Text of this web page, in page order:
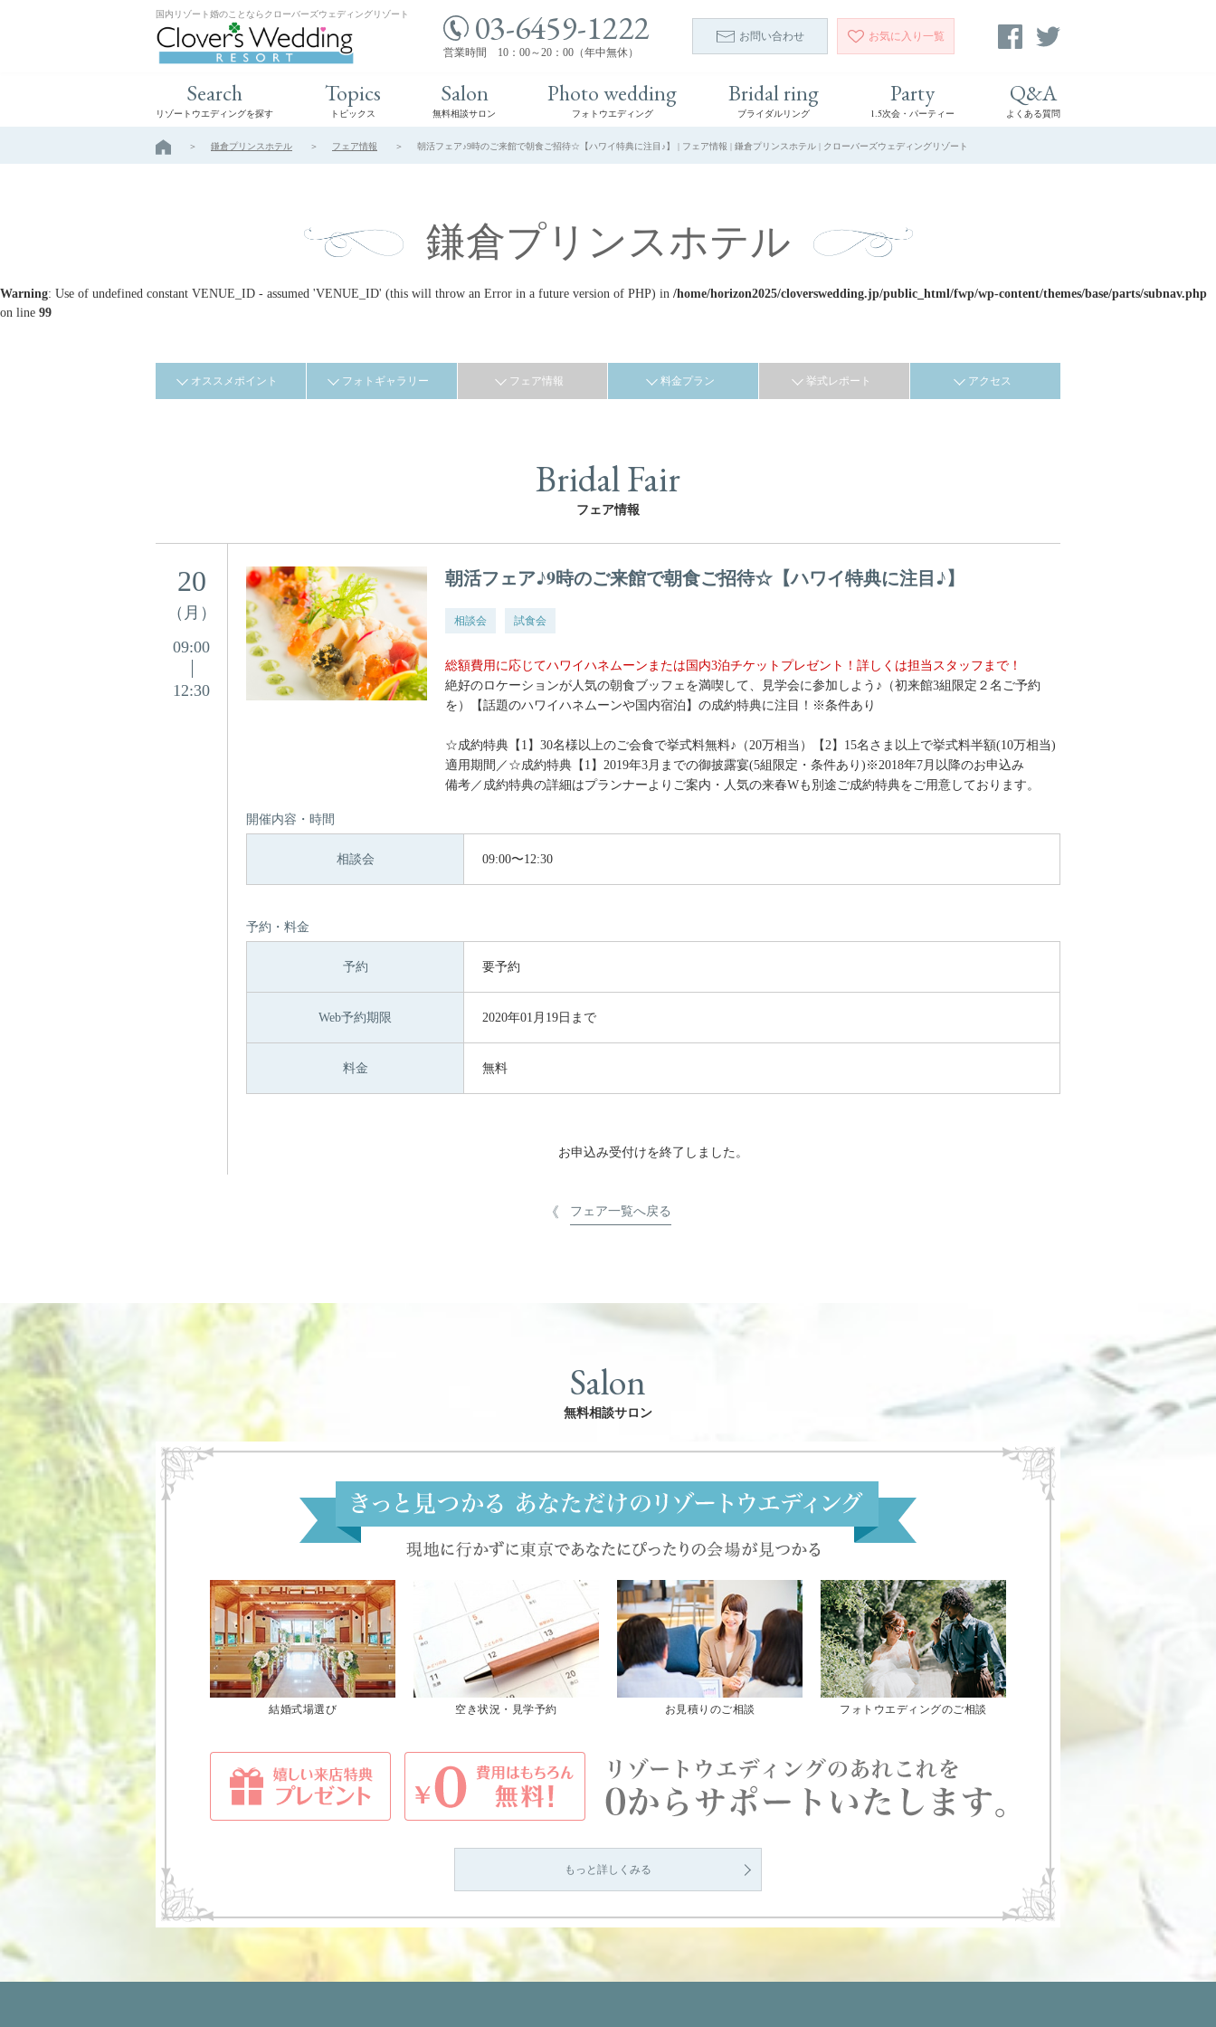
国内リゾート婚のことならクローバーズウェディングリゾート 03-6459-1222
営業時間 10：00～20：00（年中無休）
お問い合わせ お気に入り 一覧
Search
リゾートウエディングを探す
Topics
トピックス
Salon
無料相談サロン
Photo wedding
フォトウエディング
Bridal ring
ブライダルリング
Party
1.5次会・パーティー
Q&A
よくある質問
鎌倉プリンスホテル フェア情報 朝活フェア♪9時のご来館で朝食ご招待☆【ハワイ特典に注目♪】 | フェア情報 | 鎌倉プリンスホテル | クローバーズウェディングリゾート
鎌倉プリンスホテル
Warning: Use of undefined constant VENUE_ID - assumed 'VENUE_ID' (this will throw an Error in a future version of PHP) in /home/horizon2025/cloverswedding.jp/public_html/fwp/wp-content/themes/base/parts/subnav.php
on line 99
オススメポイント フォトギャラリー フェア情報 料金プラン 挙式レポート アクセス
Bridal Fair
フェア情報
20
（月）
09:00
12:30
朝活フェア♪9時のご来館で朝食ご招待☆【ハワイ特典に注目♪】
相談会 試食会
総額費用に応じてハワイハネムーンまたは国内3泊チケットプレゼント！詳しくは担当スタッフまで！
絶好のロケーションが人気の朝食ブッフェを満喫して、見学会に参加しよう♪（初来館3組限定２名ご予約
を）【話題のハワイハネムーンや国内宿泊】の成約特典に注目！※条件あり
☆成約特典【1】30名様以上のご会食で挙式料無料♪（20万相当）【2】15名さま以上で挙式料半額(10万相当)
適用期間／☆成約特典【1】2019年3月までの御披露宴(5組限定・条件あり)※2018年7月以降のお申込み
備考／成約特典の詳細はプランナーよりご案内・人気の来春Wも別途ご成約特典をご用意しております。
開催内容・時間
相談会 09:00〜12:30
予約・料金
予約 要予約
Web予約期限 2020年01月19日まで
料金 無料
お申込み受付けを終了しました。
フェア一覧へ戻る
Salon
無料相談サロン
結婚式場選び 空き状況・見学予約 お見積りのご相談 フォトウエディングのご相談
もっと詳しくみる